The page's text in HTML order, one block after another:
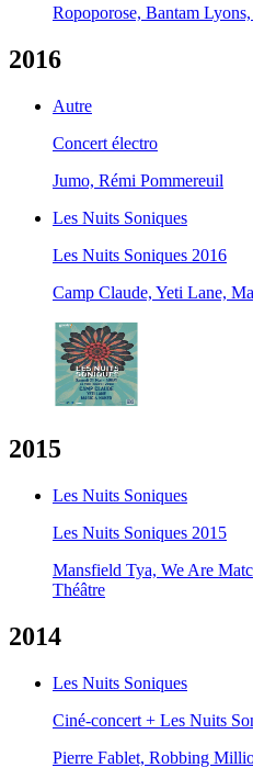
Ropoporose, Bantam
2016
Autre
Concert électro
Jumo, Rémi Pommereuil
Les Nuits Soniques
Les Nuits Soniques 2016
Camp Claude, Yeti Lane,
2015
Les Nuits Soniques
Les Nuits Soniques 2015
Mansfield Tya, We Are
Théâtre
2014
Les Nuits Soniques
Ciné-concert + Les Nuits
Pierre Fablet, Robbing